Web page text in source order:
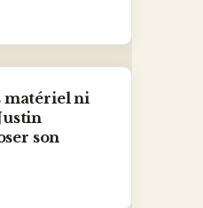
matériel ni
son